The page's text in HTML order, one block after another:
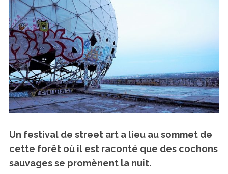
Un festival de street art a lieu au sommet de
cette forêt où il est raconté que des cochons
sauvages se promènent la nuit.